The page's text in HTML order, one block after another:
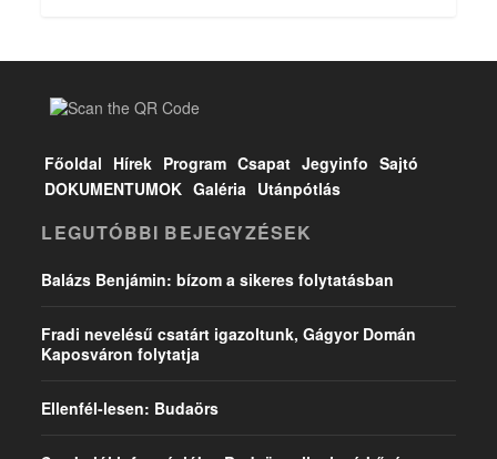
Főoldal Hírek Program Csapat Jegyinfo Sajtó
DOKUMENTUMOK Galéria Utánpótlás
LEGUTÓBBI BEJEGYZÉSEK
Balázs Benjámin: bízom a sikeres folytatásban
Fradi nevelésű csatárt igazoltunk, Gágyor Domán
Kaposváron folytatja
Ellenfél-lesen: Budaörs